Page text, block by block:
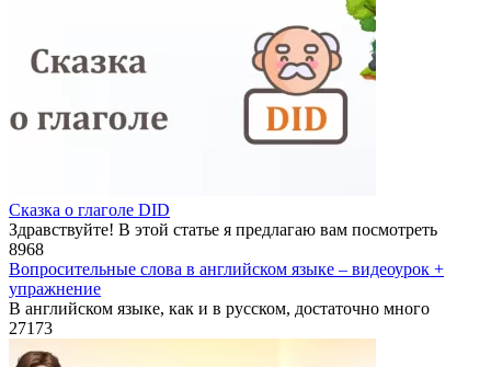
Сказка о глаголе DID
Здравствуйте! В этой статье я предлагаю вам посмотреть
8968
Вопросительные слова в английском языке – видеоурок +
упражнение
В английском языке, как и в русском, достаточно много
27173